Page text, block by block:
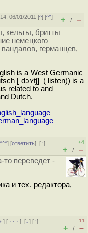
06/01/2011 [^] [^^]
+ / –
кельты, бритты
немецкого
вандалов, германцев,
is a West Germanic
[ˈdɔʏtʃ] ( listen)) is a
related to and
Dutch.
^^^] [ответить][↑]
+4
+ / –
то переведет -
и тех. редактора,
] [ · · ·][↓] [↑]
–11
+ / –